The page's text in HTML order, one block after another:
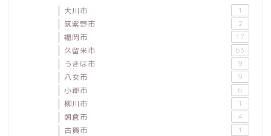
大川市 1
筑紫野市 2
福岡市 17
久留米市 63
うきは市 9
八女市 9
小郡市 6
柳川市 1
朝倉市 4
古賀市 1